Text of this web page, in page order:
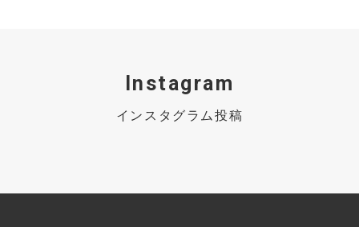
Instagram
インスタグラム投稿